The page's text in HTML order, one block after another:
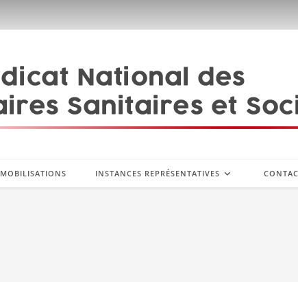
MOBILISATIONS INSTANCES REPRÉSENTATIVES